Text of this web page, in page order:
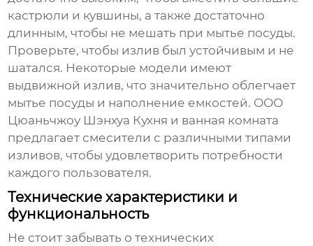
кастрюли и кувшины, а также достаточно
длинным, чтобы не мешать при мытье посуды.
Проверьте, чтобы излив был устойчивым и не
шатался. Некоторые модели имеют
выдвижной излив, что значительно облегчает
мытье посуды и наполнение емкостей. ООО
Цюаньчжоу Шэнхуа Кухня и ванная комната
предлагает смесители с различными типами
изливов, чтобы удовлетворить потребности
каждого пользователя.
Технические характеристики и
функциональность
Не стоит забывать о технических